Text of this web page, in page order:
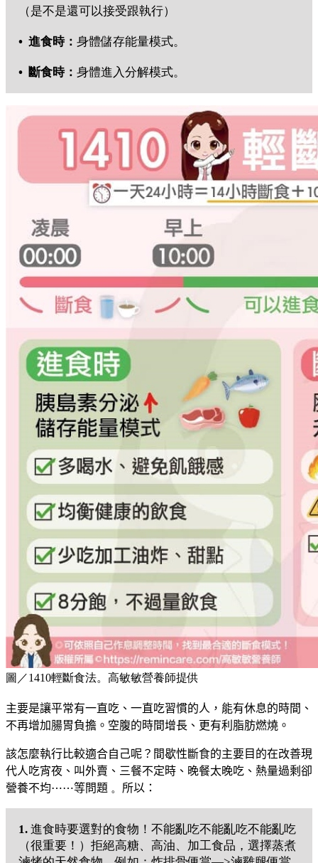
（是不是還可以接受跟執行）
• 進食時： 身體儲存能量模式。
• 斷食時： 身體進入分解模式。
圖／1410輕斷食法。高敏敏營養師提供
主要是讓平常有一直吃、一直吃習慣的人，能有休息的時間、
不再增加腸胃負擔。 空腹的時間增長、更有利脂肪燃燒。
該怎麼執行比較適合自己呢？ 間歇性斷食的主要目的在改善現
代人 吃宵夜、叫外賣、三餐不定時、晚餐太晚吃、熱量過剩卻
營養不均⋯⋯等問題 。 所以：
1. 進食時要選對的食物！不能亂吃不能亂吃不能亂吃
（很重要！）拒絕高糖、高油、加工食品，選擇蒸煮